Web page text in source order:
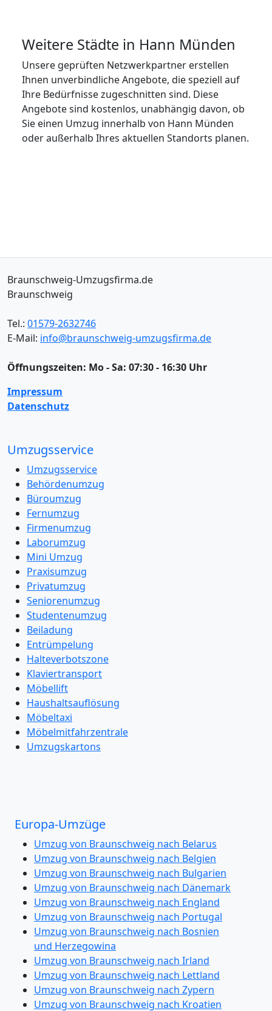
Weitere Städte in Hann Münden
Unsere geprüften Netzwerkpartner erstellen
Ihnen unverbindliche Angebote, die speziell auf
Ihre Bedürfnisse zugeschnitten sind. Diese
Angebote sind kostenlos, unabhängig davon, ob
Sie einen Umzug innerhalb von Hann Münden
oder außerhalb Ihres aktuellen Standorts planen.
Braunschweig-Umzugsfirma.de
Braunschweig
Tel.: 01579-2632746
E-Mail: info@braunschweig-umzugsfirma.de
Öffnungszeiten: Mo - Sa: 07:30 - 16:30 Uhr
Impressum
Datenschutz
Umzugsservice
Umzugsservice
Behördenumzug
Büroumzug
Fernumzug
Firmenumzug
Laborumzug
Mini Umzug
Praxisumzug
Privatumzug
Seniorenumzug
Studentenumzug
Beiladung
Entrümpelung
Halteverbotszone
Klaviertransport
Möbellift
Haushaltsauflösung
Möbeltaxi
Möbelmitfahrzentrale
Umzugskartons
Europa-Umzüge
Umzug von Braunschweig nach Belarus
Umzug von Braunschweig nach Belgien
Umzug von Braunschweig nach Bulgarien
Umzug von Braunschweig nach Dänemark
Umzug von Braunschweig nach England
Umzug von Braunschweig nach Portugal
Umzug von Braunschweig nach Bosnien
und Herzegowina
Umzug von Braunschweig nach Irland
Umzug von Braunschweig nach Lettland
Umzug von Braunschweig nach Zypern
Umzug von Braunschweig nach Kroatien